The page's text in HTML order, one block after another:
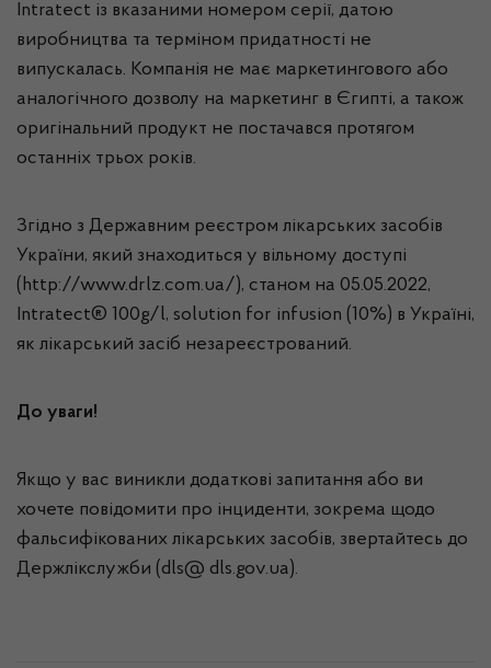
Intratect із вказаними номером серії, датою
виробництва та терміном придатності не
випускалась. Компанія не має маркетингового або
аналогічного дозволу на маркетинг в Єгипті, а також
оригінальний продукт не постачався протягом
останніх трьох років.
Згідно з Державним реєстром лікарських засобів
України, який знаходиться у вільному доступі
(http://www.drlz.com.ua/), станом на 05.05.2022,
Intratect® 100g/l, solution for infusion (10%) в Україні,
як лікарський засіб незареєстрований.
До уваги!
Якщо у вас виникли додаткові запитання або ви
хочете повідомити про інциденти, зокрема щодо
фальсифікованих лікарських засобів, звертайтесь до
Держлікслужби (dls@ dls.gov.ua).